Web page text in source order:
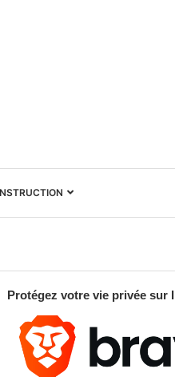
Protégez votre vie privée sur